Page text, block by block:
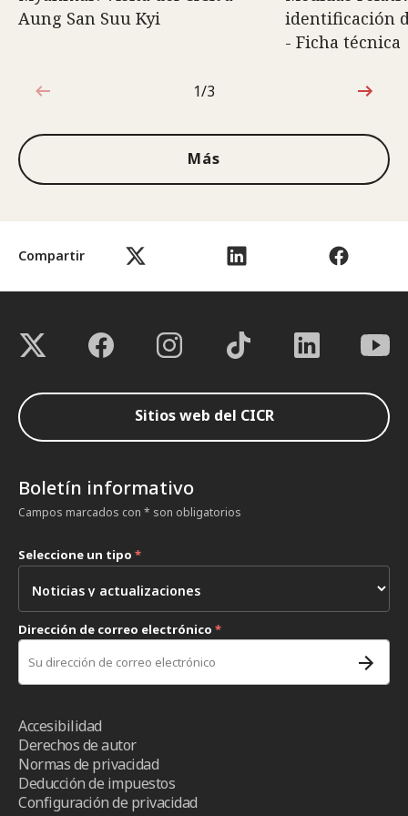
Compartir
Aung San Suu Kyi
identificación
- Ficha técnica
1de3
1/3
Más
Sitios web del CICR
Boletín informativo
Campos marcados con * son obligatorios
Seleccione un tipo *
Dirección de correo electrónico *
Accesibilidad
Derechos de autor
Normas de privacidad
Deducción de impuestos
Configuración de privacidad